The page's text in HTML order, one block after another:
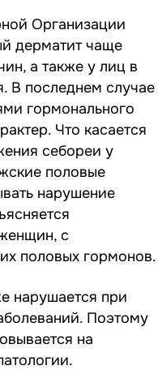
Организации
дерматит чаще
а также у лиц в
В последнем случае
гормонального
Что касается
себореи у
половые
нарушение
с
половых гормонов.
нарушается при
Поэтому
на